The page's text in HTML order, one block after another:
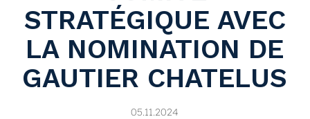
STRATÉGIQUE AVEC
LA NOMINATION DE
GAUTIER CHATELUS
05.11.2024